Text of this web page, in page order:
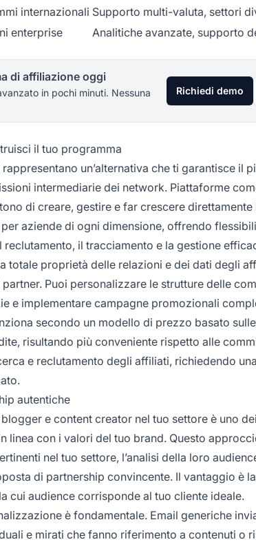
internazionali Supporto multi-valuta, settori
enterprise Analitiche avanzate, supporto
di affiliazione oggi
in pochi minuti. Nessuna
Richiedi demo
il tuo programma
un’alternativa che ti garantisce il
intermediarie dei network. Piattaforme
di creare, gestire e far crescere
aziende di ogni dimensione, offrendo
il tracciamento e la gestione
totale proprietà delle relazioni e dei dati degli
Puoi personalizzare le strutture delle
e implementare campagne promozionali
secondo un modello di prezzo basato
risultando più conveniente rispetto alle
e reclutamento degli affiliati, richiedendo
autentiche
e content creator nel tuo settore è uno
linea con i valori del tuo brand. Questo
nel tuo settore, l’analisi della loro
di partnership convincente. Il vantaggio è
cui audience corrisponde al tuo cliente ideale.
è fondamentale. Email generiche
e mirati che fanno riferimento a contenuti o